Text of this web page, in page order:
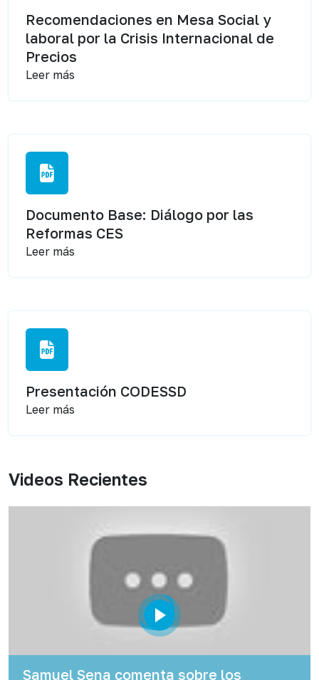
Recomendaciones en Mesa Social y
laboral por la Crisis Internacional de
Precios
Leer más
Documento Base: Diálogo por las
Reformas CES
Leer más
Presentación CODESSD
Leer más
Videos Recientes
Samuel Sena comenta sobre los